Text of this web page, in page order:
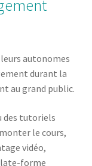
autonomes
durant la
au grand public.
des tutoriels
le cours,
vidéo,
forme